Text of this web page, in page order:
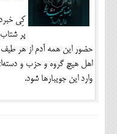
کِی
پر
حضور این همه آدم از هر طیف
اهل هیچ گروه و حزب و
وارد این جویبارها شود.